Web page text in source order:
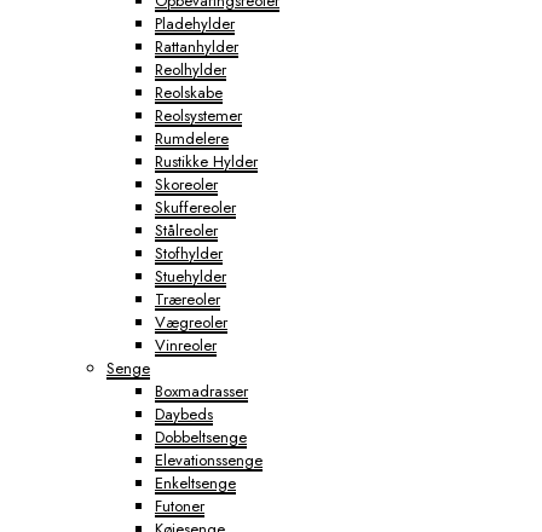
Pladehylder
Rattanhylder
Reolhylder
Reolskabe
Reolsystemer
Rumdelere
Rustikke Hylder
Skoreoler
Skuffereoler
Stålreoler
Stofhylder
Stuehylder
Træreoler
Vægreoler
Vinreoler
Senge
Boxmadrasser
Daybeds
Dobbeltsenge
Elevationssenge
Enkeltsenge
Futoner